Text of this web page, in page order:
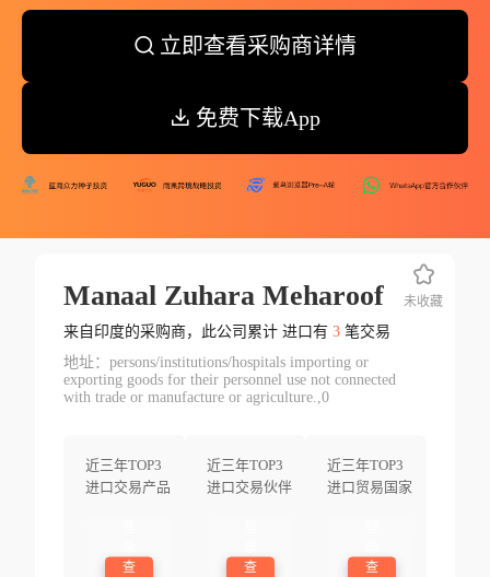
立即查看采购商详情
免费下载App
Manaal Zuhara Meharoof
来自印度的采购商，此公司累计 进口有 3笔交易
地址：persons/institutions/hospitals importing or
exporting goods for their personnel use not connected
with trade or manufacture or agriculture.,0
近三年TOP3
进口交易产品
查
近三年TOP3
进口交易伙伴
查
近三年TOP3
进口贸易国家
查
未收藏